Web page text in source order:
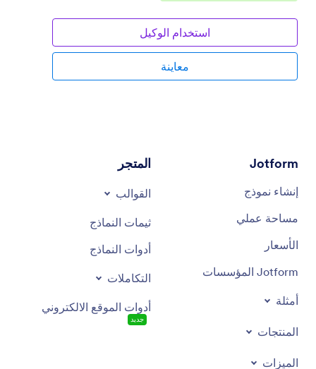
استخدام الوكيل
معاينة
Jotform
إنشاء نموذج
مساحة عملي
الأسعار
Jotform المؤسسات
أمثلة
المنتجات
الميزات
المتجر
القوالب
ثيمات النماذج
أدوات النماذج
التكاملات
أدوات الموقع الالكتروني
جديد